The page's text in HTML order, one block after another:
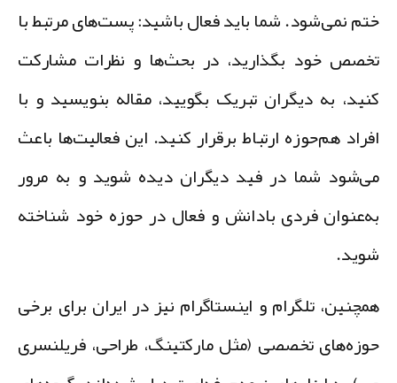
نمی‌شود. شما باید فعال باشید: پست‌های مرتبط با
خود بگذارید، در بحث‌ها و نظرات مشارکت
به دیگران تبریک بگویید، مقاله بنویسید و با
هم‌حوزه ارتباط برقرار کنید. این فعالیت‌ها باعث
شما در فید دیگران دیده شوید و به مرور
فردی با‌دانش و فعال در حوزه خود شناخته
تلگرام و اینستاگرام نیز در ایران برای برخی
تخصصی (مثل مارکتینگ، طراحی، فریلنسری